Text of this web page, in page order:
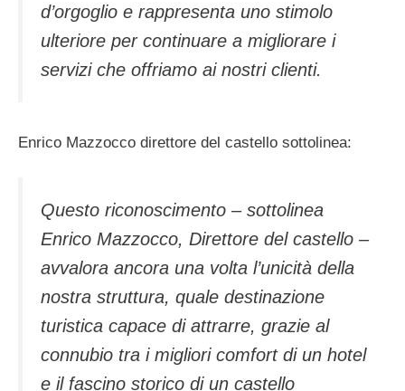
d’orgoglio e rappresenta uno stimolo
ulteriore per continuare a migliorare i
servizi che offriamo ai nostri clienti.
Enrico Mazzocco direttore del castello sottolinea:
Questo riconoscimento – sottolinea
Enrico Mazzocco, Direttore del castello –
avvalora ancora una volta l’unicità della
nostra struttura, quale destinazione
turistica capace di attrarre, grazie al
connubio tra i migliori comfort di un hotel
e il fascino storico di un castello